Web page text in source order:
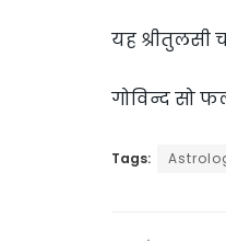
यह श्रीतुलसी
गोविन्द सो
Tags: